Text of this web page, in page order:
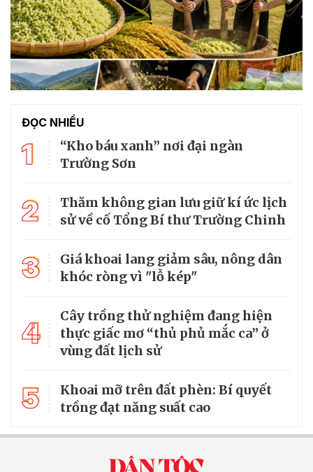
ĐỌC NHIỀU
1
“Kho báu xanh” nơi đại ngàn
Trường Sơn
2
Thăm không gian lưu giữ kí ức lịch
sử về cố Tổng Bí thư Trường Chinh
3
Giá khoai lang giảm sâu, nông dân
khóc ròng vì "lỗ kép"
4
Cây trồng thử nghiệm đang hiện
thực giấc mơ “thủ phủ mắc ca” ở
vùng đất lịch sử
5
Khoai mỡ trên đất phèn: Bí quyết
trồng đạt năng suất cao